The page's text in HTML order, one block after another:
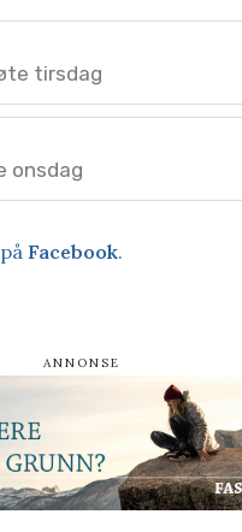
tirsdag
onsdag
på Facebook.